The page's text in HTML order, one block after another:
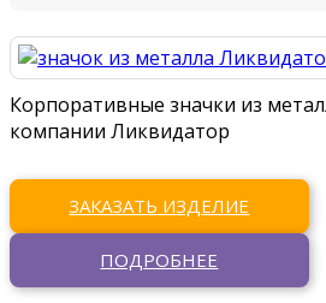
Корпоративные значки из
компании Ликвидатор
ЗАКАЗАТЬ ИЗДЕЛИЕ
ПОДРОБНЕЕ